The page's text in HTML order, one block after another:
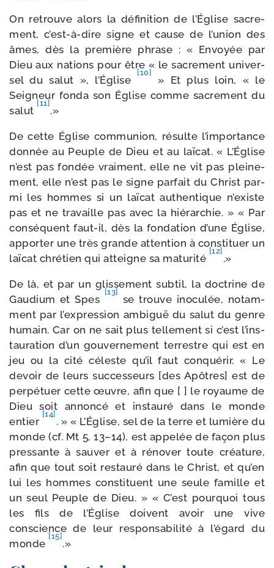
On retrouve alors la défi­ni­tion de l’Église sacre­
ment, c’est-​à-​dire signe et cause de l’u­nion des
âmes, dès la pre­mière phrase : « Envoyée par
Dieu aux nations pour être « le sacre­ment uni­ver­
sel du salut », l’Église
[10]
» Et plus loin, « le
Seigneur fon­da son Église comme sacre­ment du
salut
[11]
.»
De cette Église com­mu­nion, résulte l’im­por­tance
don­née au Peuple de Dieu et au laï­cat. « L’Église
n’est pas fon­dée vrai­ment, elle ne vit pas plei­ne­
ment, elle n’est pas le signe par­fait du Christ par­
mi les hommes si un laï­cat authen­tique n’existe
pas et ne tra­vaille pas avec la hié­rar­chie. » « Par
consé­quent faut-​il, dès la fon­da­tion d’une Église,
appor­ter une très grande atten­tion à consti­tuer un
laï­cat chré­tien qui atteigne sa matu­ri­té
[12]
.»
De là, et par un glis­se­ment sub­til, la doc­trine de
Gaudium et Spes
[13]
se trouve ino­cu­lée, notam­
ment par l’ex­pres­sion ambi­guë du salut du genre
humain. Car on ne sait plus tel­le­ment si c’est l’ins­
tau­ra­tion d’un gou­ver­ne­ment ter­restre qui est en
jeu ou la cité céleste qu’il faut conqué­rir. « Le
devoir de leurs suc­ces­seurs [des Apôtres] est de
per­pé­tuer cette œuvre, afin que [ ] le royaume de
Dieu soit annon­cé et ins­tau­ré dans le monde
entier
[14]
. » « L’Église, sel de la terre et lumière du
monde (cf. Mt 5, 13–14), est appe­lée de façon plus
pres­sante à sau­ver et à réno­ver toute créa­ture,
afin que tout soit res­tau­ré dans le Christ, et qu’en
lui les hommes consti­tuent une seule famille et
un seul Peuple de Dieu. » « C’est pour­quoi tous
les fils de l’Église doivent avoir une vive
conscience de leur res­pon­sa­bi­li­té à l’é­gard du
monde
[15]
.»